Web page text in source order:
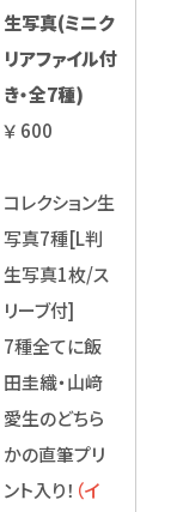
生写真(ミニク
リアファイル付
き・全7種)
￥ 600
コレクション生
写真7種[L判
生写真1枚/ス
リーブ付]
7種全てに飯
田圭織・山﨑
愛生のどちら
かの直筆プリ
ント入り！ （イ